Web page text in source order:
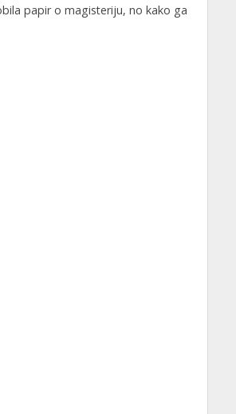
papir o magisteriju, no kako ga